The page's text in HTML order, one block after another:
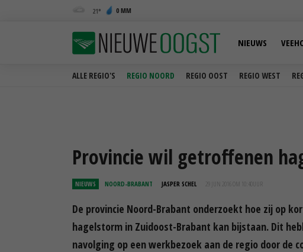
21 0 MM
ALLE REGIO'S REGIO NOORD REGIO OOST REGIO WEST
NIEUWS
Provincie wil getroffenen
NIEUWS NOORD-BRABANT JASPER SCHEL 29 JUN 2016 OM 10:40
De provincie Noord-Brabant onderzoekt hoe zij op
hagelstorm in Zuidoost-Brabant kan bijstaan. Dit
navolging op een werkbezoek aan de regio door de